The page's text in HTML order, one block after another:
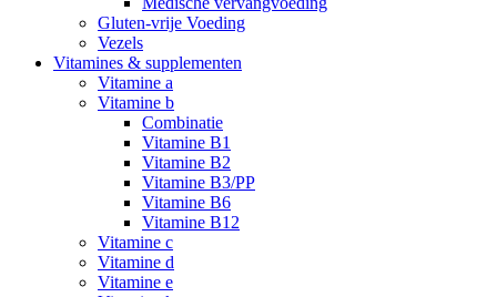
Gluten-vrije Voeding
Vezels
Vitamines & supplementen
Vitamine a
Vitamine b
Combinatie
Vitamine B1
Vitamine B2
Vitamine B3/PP
Vitamine B6
Vitamine B12
Vitamine c
Vitamine d
Vitamine e